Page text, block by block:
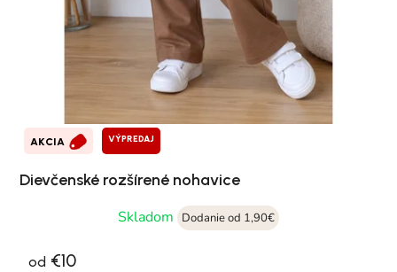
AKCIA VÝPREDAJ
Dievčenské rozšírené nohavice
Skladom
Dodanie od 1,90€
od €10